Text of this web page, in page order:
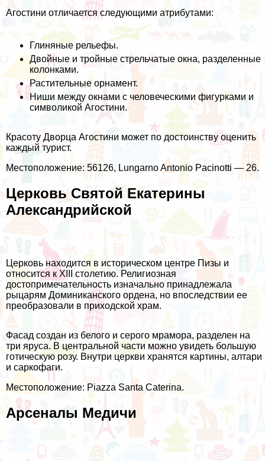
Агостини отличается следующими атрибутами:
Глиняные рельефы.
Двойные и тройные стрельчатые окна, разделенные
колонками.
Растительные орнамент.
Ниши между окнами с человеческими фигурками и
символикой Агостини.
Красоту Дворца Агостини может по достоинству оценить
каждый турист.
Местоположение: 56126, Lungarno Antonio Pacinotti — 26.
Церковь Святой Екатерины
Александрийской
Церковь находится в историческом центре Пизы и
относится к XIII столетию. Религиозная
достопримечательность изначально принадлежала
рыцарям Доминиканского ордена, но впоследствии ее
преобразовали в приходской храм.
Фасад создан из белого и серого мрамора, разделен на
три яруса. В центральной части можно увидеть большую
готическую розу. Внутри церкви хранятся картины, алтари
и саркофаги.
Местоположение: Piazza Santa Caterina.
Арсеналы Медичи